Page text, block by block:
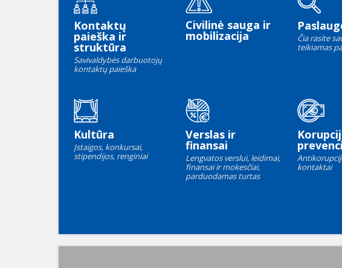
Kontaktų
paieška ir
struktūra
Savivaldybės darbuotojų
kontaktų paieška
Civilinė sauga ir
mobilizacija
Čia rasite
teikiamas
Kultūra
Įstaigos, konkursai,
stipendijos, renginiai
Verslas ir
finansai
Lengvatos verslui, leidimai,
finansai ir mokesčiai,
parduodamas turtas
kontaktai